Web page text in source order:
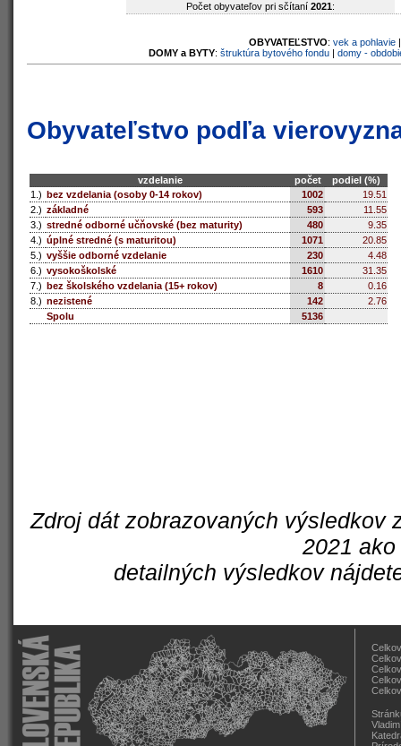
Počet obyvateľov pri sčítaní 2021:
OBYVATEĽSTVO: vek a pohlavie
DOMY a BYTY: štruktúra bytového fondu| domy -
Obyvateľstvo podľa
vzdelanie počet
podiel (%)
1.) bez vzdelania (osoby 0-14 rokov) 1002
19.51
2.) základné 593
11.55
3.) stredné odborné učňovské (bez maturity) 480
9.35
4.) úplné stredné (s maturitou) 1071
20.85
5.) vyššie odborné vzdelanie 230
4.48
6.) vysokoškolské 1610
31.35
7.) bez školského vzdelania (15+ rokov) 8
0.16
8.) nezistené 142
2.76
Spolu
5136
Zdroj dát zobrazovaných výsledkov
2021
detailných výsledkov